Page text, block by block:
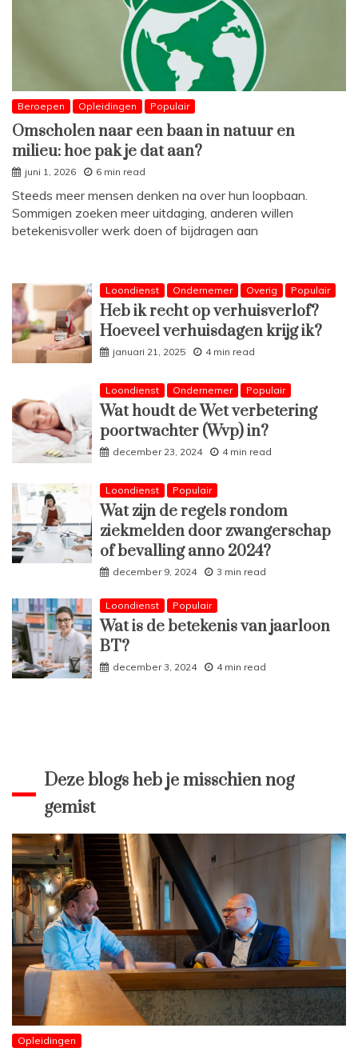
Beroepen Opleidingen Populair
Omscholen naar een baan in natuur en
milieu: hoe pak je dat aan?
juni 1, 2026 6 min read
Steeds meer mensen denken na over hun loopbaan.
Sommigen zoeken meer uitdaging, anderen willen
betekenisvoller werk doen of bijdragen aan
Loondienst Ondernemer Overig Populair
Heb ik recht op verhuisverlof?
Hoeveel verhuisdagen krijg ik?
januari 21, 2025 4 min read
Loondienst Ondernemer Populair
Wat houdt de Wet verbetering
poortwachter (Wvp) in?
december 23, 2024 4 min read
Loondienst Populair
Wat zijn de regels rondom
ziekmelden door zwangerschap
of bevalling anno 2024?
december 9, 2024 3 min read
Loondienst Populair
Wat is de betekenis van jaarloon
BT?
december 3, 2024 4 min read
Deze blogs heb je misschien nog
gemist
Opleidingen